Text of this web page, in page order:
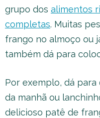
grupo dos alimentos
completas. Muitas
frango no almoço ou
também dá para
Por exemplo, dá
da manhã ou
delicioso patê de